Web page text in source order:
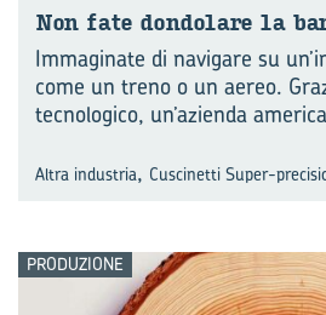
Non fate don­do­la­re la
Immaginate di navigare su
come un treno o un aereo.
tecnologico, un’azienda
Altra industria, Cuscinetti Super-
PRODUZIONE